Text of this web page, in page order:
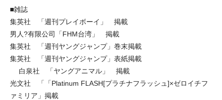
■雑誌
集英社 「週刊プレイボーイ」 掲載
男人?有限公司「FHM台湾」 掲載
集英社 「週刊ヤングジャンプ」巻末掲載
集英社 「週刊ヤングジャンプ」表紙掲載
白泉社 「ヤングアニマル」 掲載
光文社 「「Platinum FLASH[プラチナフラッシュ]×ゼロイチフ
ァミリア」掲載